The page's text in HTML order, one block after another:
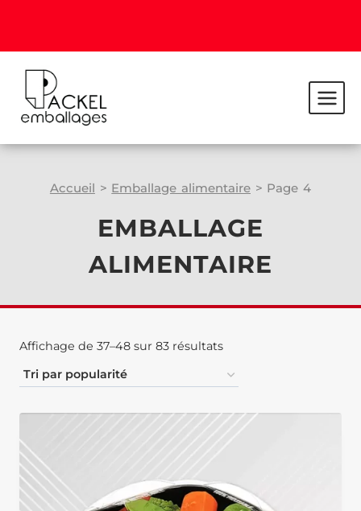
Accueil > Emballage alimentaire > Page 4
EMBALLAGE
ALIMENTAIRE
Affichage de 37–48 sur 83 résultats